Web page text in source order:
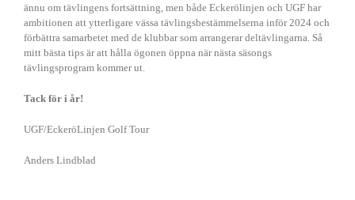
ännu om tävlingens fortsättning, men både Eckerölinjen och UGF har
ambitionen att ytterligare vässa tävlingsbestämmelserna inför 2024 och
förbättra samarbetet med de klubbar som arrangerar deltävlingarna. Så
mitt bästa tips är att hålla ögonen öppna när nästa säsongs
tävlingsprogram kommer ut.
Tack för i år!
UGF/EckeröLinjen Golf Tour
Anders Lindblad